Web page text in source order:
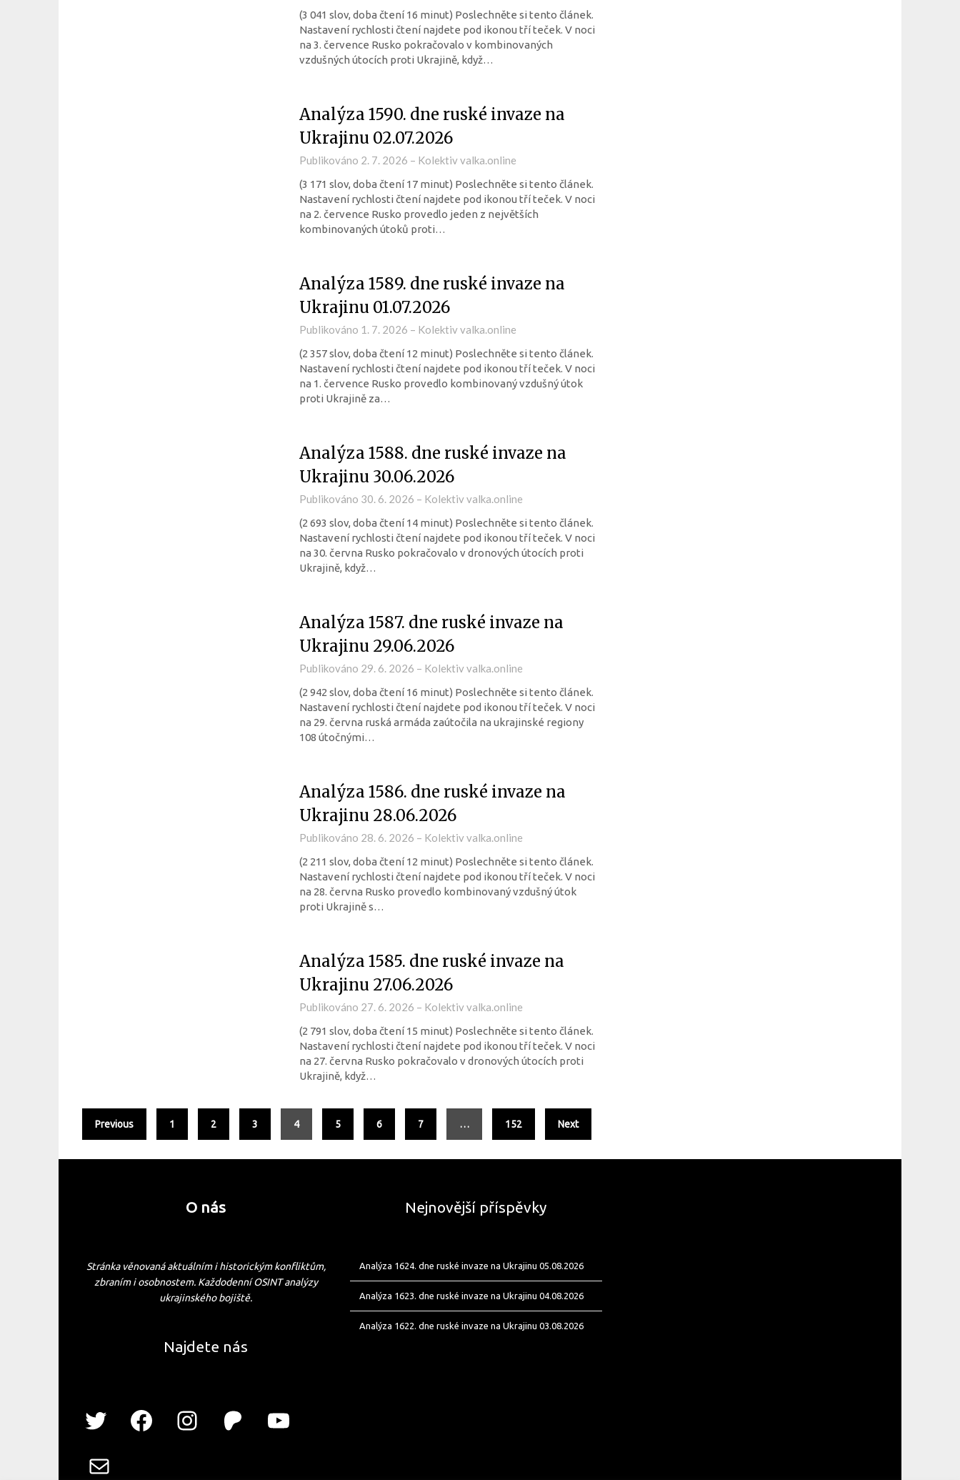
(3 041 slov, doba čtení 16 minut) Poslechněte si tento článek.
Nastavení rychlosti čtení najdete pod ikonou tří teček. V noci
na 3. července Rusko pokračovalo v kombinovaných
vzdušných útocích proti Ukrajině, když…
Analýza 1590. dne ruské invaze na
Ukrajinu 02.07.2026
Publikováno 2. 7. 2026 – Kolektiv valka.online
(3 171 slov, doba čtení 17 minut) Poslechněte si tento článek.
Nastavení rychlosti čtení najdete pod ikonou tří teček. V noci
na 2. července Rusko provedlo jeden z největších
kombinovaných útoků proti…
Analýza 1589. dne ruské invaze na
Ukrajinu 01.07.2026
Publikováno 1. 7. 2026 – Kolektiv valka.online
(2 357 slov, doba čtení 12 minut) Poslechněte si tento článek.
Nastavení rychlosti čtení najdete pod ikonou tří teček. V noci
na 1. července Rusko provedlo kombinovaný vzdušný útok
proti Ukrajině za…
Analýza 1588. dne ruské invaze na
Ukrajinu 30.06.2026
Publikováno 30. 6. 2026 – Kolektiv valka.online
(2 693 slov, doba čtení 14 minut) Poslechněte si tento článek.
Nastavení rychlosti čtení najdete pod ikonou tří teček. V noci
na 30. června Rusko pokračovalo v dronových útocích proti
Ukrajině, když…
Analýza 1587. dne ruské invaze na
Ukrajinu 29.06.2026
Publikováno 29. 6. 2026 – Kolektiv valka.online
(2 942 slov, doba čtení 16 minut) Poslechněte si tento článek.
Nastavení rychlosti čtení najdete pod ikonou tří teček. V noci
na 29. června ruská armáda zaútočila na ukrajinské regiony
108 útočnými…
Analýza 1586. dne ruské invaze na
Ukrajinu 28.06.2026
Publikováno 28. 6. 2026 – Kolektiv valka.online
(2 211 slov, doba čtení 12 minut) Poslechněte si tento článek.
Nastavení rychlosti čtení najdete pod ikonou tří teček. V noci
na 28. června Rusko provedlo kombinovaný vzdušný útok
proti Ukrajině s…
Analýza 1585. dne ruské invaze na
Ukrajinu 27.06.2026
Publikováno 27. 6. 2026 – Kolektiv valka.online
(2 791 slov, doba čtení 15 minut) Poslechněte si tento článek.
Nastavení rychlosti čtení najdete pod ikonou tří teček. V noci
na 27. června Rusko pokračovalo v dronových útocích proti
Ukrajině, když…
Previous 1 2 3 4 5 6 7 … 152 Next
O nás
Stránka věnovaná aktuálním i historickým konfliktům,
zbraním i osobnostem. Každodenní OSINT analýzy
ukrajinského bojiště.
Najdete nás
Nejnovější příspěvky
Analýza 1624. dne ruské invaze na Ukrajinu 05.08.2026
Analýza 1623. dne ruské invaze na Ukrajinu 04.08.2026
Analýza 1622. dne ruské invaze na Ukrajinu 03.08.2026